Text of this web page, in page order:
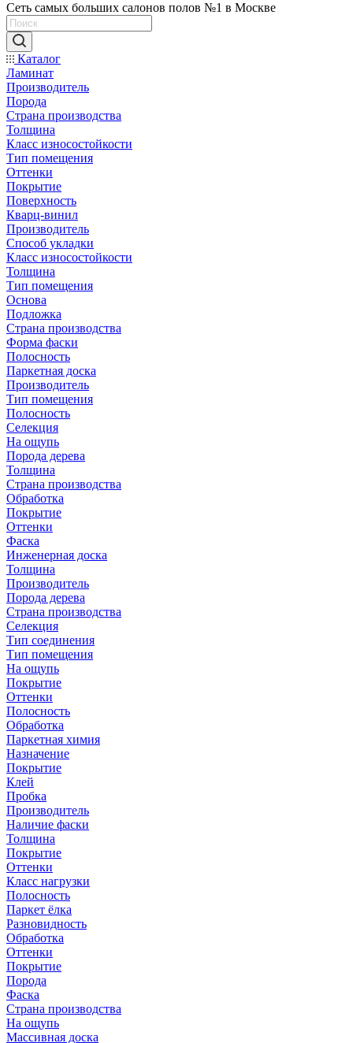
Сеть самых больших салонов полов №1 в Москве
Каталог
Ламинат
Производитель
Порода
Страна производства
Толщина
Класс износостойкости
Тип помещения
Оттенки
Покрытие
Поверхность
Кварц-винил
Производитель
Способ укладки
Класс износостойкости
Толщина
Тип помещения
Основа
Подложка
Страна производства
Форма фаски
Полосность
Паркетная доска
Производитель
Тип помещения
Полосность
Селекция
На ощупь
Порода дерева
Толщина
Страна производства
Обработка
Покрытие
Оттенки
Фаска
Инженерная доска
Толщина
Производитель
Порода дерева
Страна производства
Селекция
Тип соединения
Тип помещения
На ощупь
Покрытие
Оттенки
Полосность
Обработка
Паркетная химия
Назначение
Покрытие
Клей
Пробка
Производитель
Наличие фаски
Толщина
Покрытие
Оттенки
Класс нагрузки
Полосность
Паркет ёлка
Разновидность
Обработка
Оттенки
Покрытие
Порода
Фаска
Страна производства
На ощупь
Массивная доска